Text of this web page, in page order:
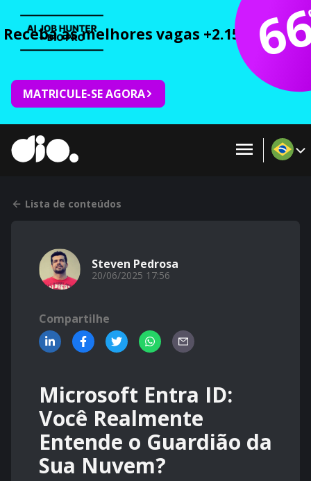
Receba as melhores vagas +2.150 cursos
MATRICULE-SE AGORA
Lista de conteúdos
Steven Pedrosa
20/06/2025 17:56
Compartilhe
Microsoft Entra ID:
Você Realmente
Entende o Guardião da
Sua Nuvem?